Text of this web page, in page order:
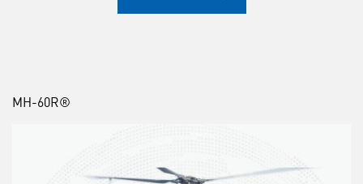
MH-60R®